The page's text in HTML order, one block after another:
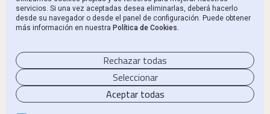
Canal Ético y Denuncias
Aviso Legal
servicios. Si una vez aceptadas desea eliminarlas, deberá hacerlo
desde su navegador o desde el panel de configuración. Puede obtener
más información en nuestra Política de Cookies.
Rechazar todas
Seleccionar
Aceptar todas